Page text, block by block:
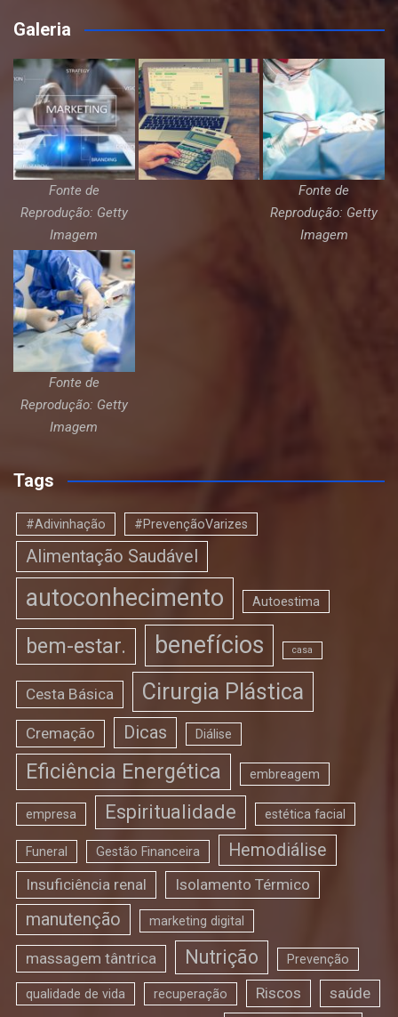
Galeria
Fonte de
Reprodução: Getty
Imagem
Fonte de
Reprodução: Getty
Imagem
Fonte de
Reprodução: Getty
Imagem
Tags
#Adivinhação #PrevençãoVarizes
Alimentação Saudável
autoconhecimento Autoestima
bem-estar. benefícios casa
Cesta Básica Cirurgia Plástica
Cremação Dicas Diálise
Eficiência Energética embreagem
empresa Espiritualidade estética facial
Funeral Gestão Financeira Hemodiálise
Insuficiência renal Isolamento Térmico
manutenção marketing digital
massagem tântrica Nutrição Prevenção
qualidade de vida recuperação Riscos saúde